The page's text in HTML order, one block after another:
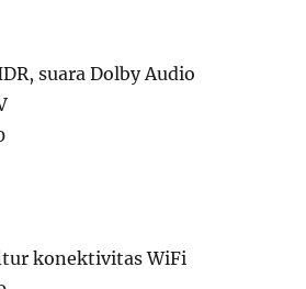
suara Dolby Audio
konektivitas WiFi